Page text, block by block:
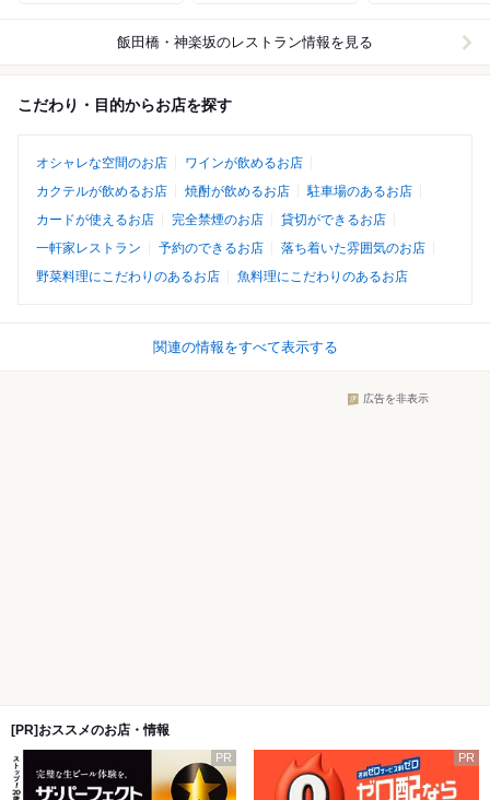
飯田橋・神楽坂のレストラン情報を見る
こだわり・目的からお店を探す
オシャレな空間のお店
ワインが飲めるお店
カクテルが飲めるお店
焼酎が飲めるお店
駐車場のあるお店
カードが使えるお店
完全禁煙のお店
貸切ができるお店
一軒家レストラン
予約のできるお店
落ち着いた雰囲気のお店
野菜料理にこだわりのあるお店
魚料理にこだわりのあるお店
関連の情報をすべて表示する
広告を非表示
[PR]おススメのお店・情報
PR PR